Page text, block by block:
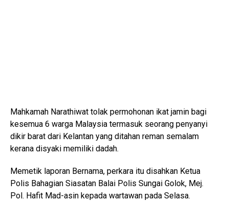
Mahkamah Narathiwat tolak permohonan ikat jamin bagi
kesemua 6 warga Malaysia termasuk seorang penyanyi
dikir barat dari Kelantan yang ditahan reman semalam
kerana disyaki memiliki dadah.
Memetik laporan Bernama, perkara itu disahkan Ketua
Polis Bahagian Siasatan Balai Polis Sungai Golok, Mej.
Pol. Hafit Mad-asin kepada wartawan pada Selasa.